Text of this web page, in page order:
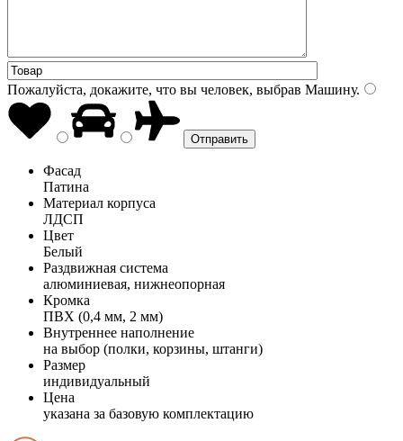
Пожалуйста, докажите, что вы человек, выбрав Машину.
Фасад
Патина
Материал корпуса
ЛДСП
Цвет
Белый
Раздвижная система
алюминиевая, нижнеопорная
Кромка
ПВХ (0,4 мм, 2 мм)
Внутреннее наполнение
на выбор (полки, корзины, штанги)
Размер
индивидуальный
Цена
указана за базовую комплектацию